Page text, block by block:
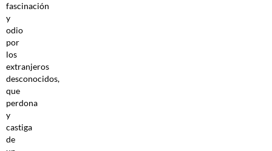
fascinación
y
odio
por
los
extranjeros
desconocidos,
que
perdona
y
castiga
de